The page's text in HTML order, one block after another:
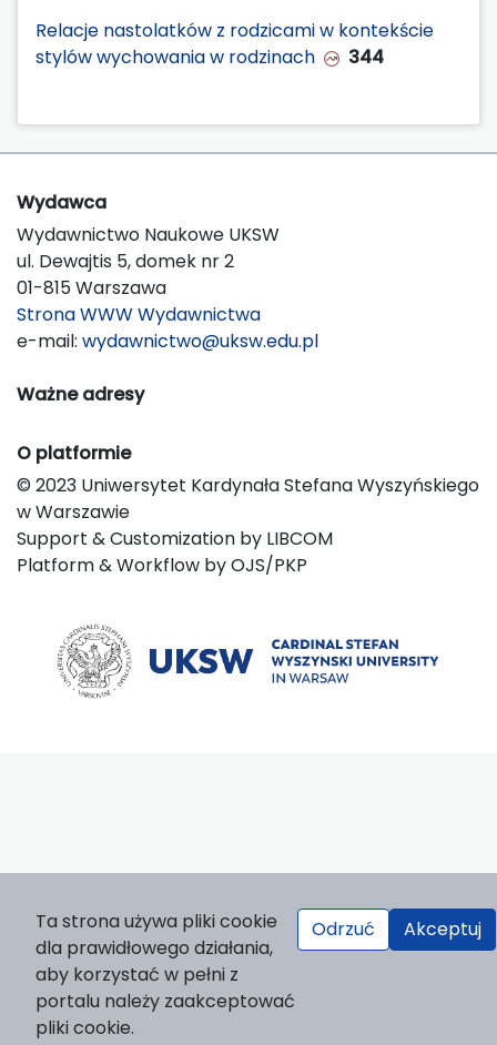
Relacje nastolatków z rodzicami w kontekście
stylów wychowania w rodzinach
344
Wydawca
Wydawnictwo Naukowe UKSW
ul. Dewajtis 5, domek nr 2
01-815 Warszawa
Strona WWW Wydawnictwa
e-mail: wydawnictwo@uksw.edu.pl
Ważne adresy
O platformie
© 2023 Uniwersytet Kardynała Stefana Wyszyńskiego
w Warszawie
Support & Customization by LIBCOM
Platform & Workflow by OJS/PKP
Ta strona używa pliki cookie
dla prawidłowego działania,
aby korzystać w pełni z
portalu należy zaakceptować
pliki cookie.
Odrzuć Akceptuj